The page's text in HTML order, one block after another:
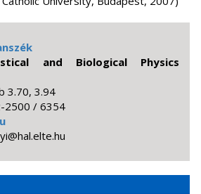
and Biological Physics
3.70, 3.94
2500 / 6354